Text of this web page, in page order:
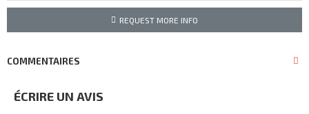
REQUEST MORE INFO
COMMENTAIRES
ÉCRIRE UN AVIS